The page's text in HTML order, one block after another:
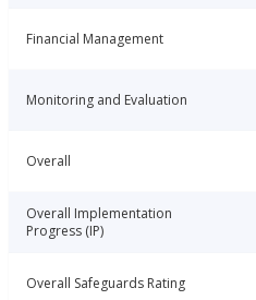
Financial Management
Monitoring and Evaluation
Overall
Overall Implementation
Progress (IP)
Overall Safeguards Rating